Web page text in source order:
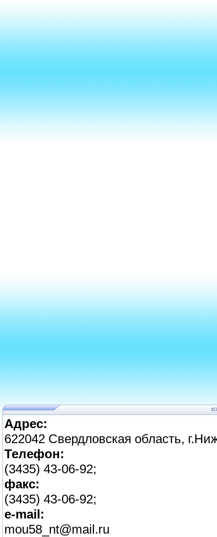
Адрес:
622042 Свердловская область,
Телефон:
(3435) 43-06-92;
факс:
(3435) 43-06-92;
e-mail:
mou58_nt@mail.ru